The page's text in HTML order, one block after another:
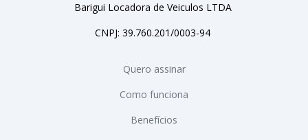
Barigui Locadora de Veiculos LTDA
CNPJ: 39.760.201/0003-94
Quero assinar
Como funciona
Benefícios